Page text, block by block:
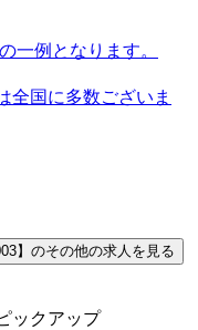
一例となります。
全国に多数ございま
】のその他の求人を見る
ックアップ